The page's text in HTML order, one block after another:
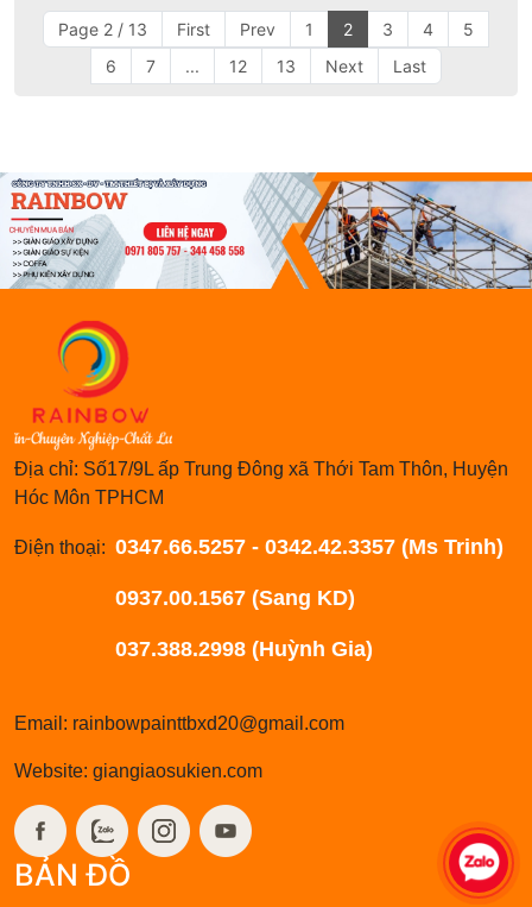
Giá Rẻ, Chất Lượng - 22/10/2024
Page 2 / 13 Prev 2 4
Địa chỉ: Số17/9L ấp Trung Đông xã Thới Tam Thôn, Huyện
0937.00.1567 (Sang KD)
Email: rainbowpainttbxd20@gmail.com
Website: giangiaosukien.com